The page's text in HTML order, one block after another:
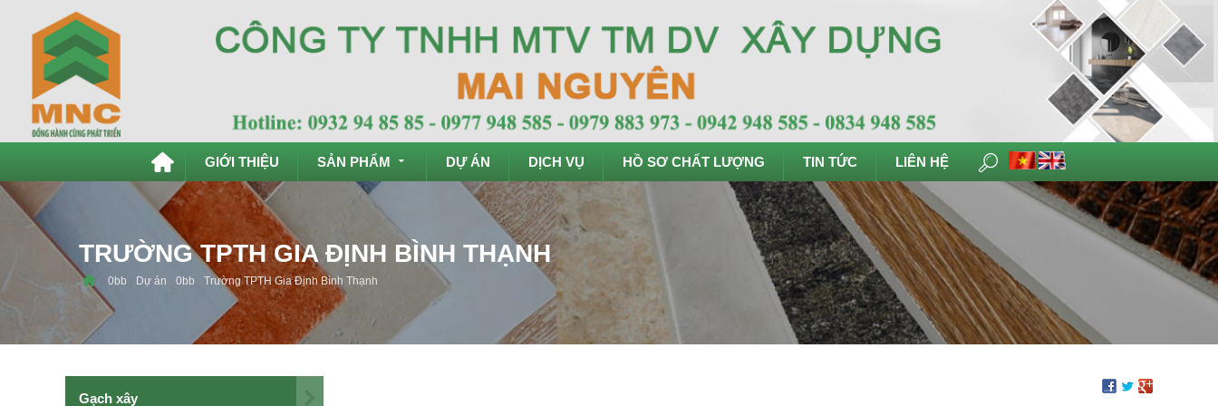
GIỚI THIỆU SẢN PHẨM DỰ ÁN DỊCH VỤ HỒ SƠ CHẤT LƯỢNG TIN TỨC LIÊN HỆ
Tiếng ViệtEnglish
TRƯỜNG TPTH GIA ĐỊNH BÌNH THẠNH
Dự án Trường TPTH Gia Định Bình Thạnh
Gạch xây